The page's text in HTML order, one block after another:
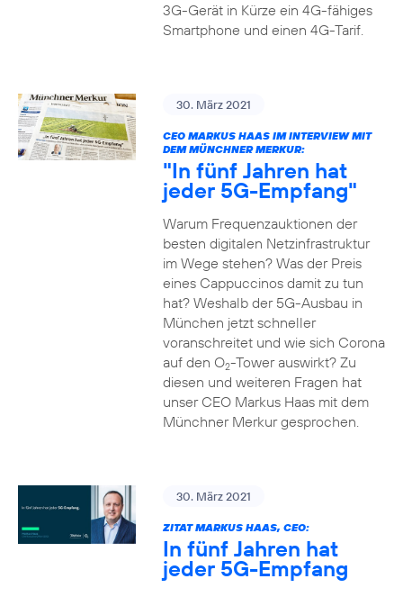
3G-Gerät in Kürze ein 4G-fähiges
Smartphone und einen 4G-Tarif.
30. März 2021
CEO MARKUS HAAS IM INTERVIEW MIT
DEM MÜNCHNER MERKUR:
"In fünf Jahren hat
jeder 5G-Empfang"
Warum Frequenzauktionen der
besten digitalen Netzinfrastruktur
im Wege stehen? Was der Preis
eines Cappuccinos damit zu tun
hat? Weshalb der 5G-Ausbau in
München jetzt schneller
voranschreitet und wie sich Corona
auf den O2-Tower auswirkt? Zu
diesen und weiteren Fragen hat
unser CEO Markus Haas mit dem
Münchner Merkur gesprochen.
30. März 2021
ZITAT MARKUS HAAS, CEO:
In fünf Jahren hat
jeder 5G-Empfang